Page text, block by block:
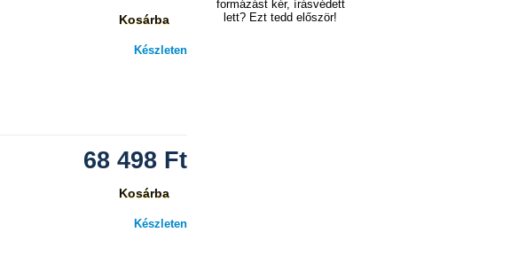
Kosárba
Készleten
68 498 Ft
Kosárba
Készleten
formázást kér, írásvédett
lett? Ezt tedd először!